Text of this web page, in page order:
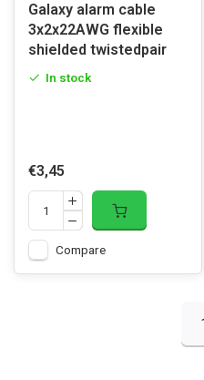
Galaxy alarm cable
3x2x22AWG flexible
shielded twistedpair
In stock
€3,45
Compare